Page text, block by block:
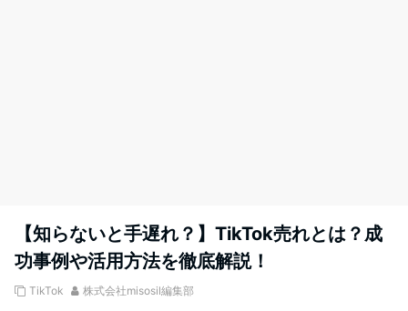
【知らないと手遅れ？】TikTok売れとは？成
功事例や活用方法を徹底解説！
TikTok 株式会社misosil編集部